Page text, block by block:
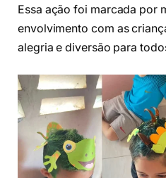
Essa ação foi marcada por
envolvimento com as
alegria e diversão para